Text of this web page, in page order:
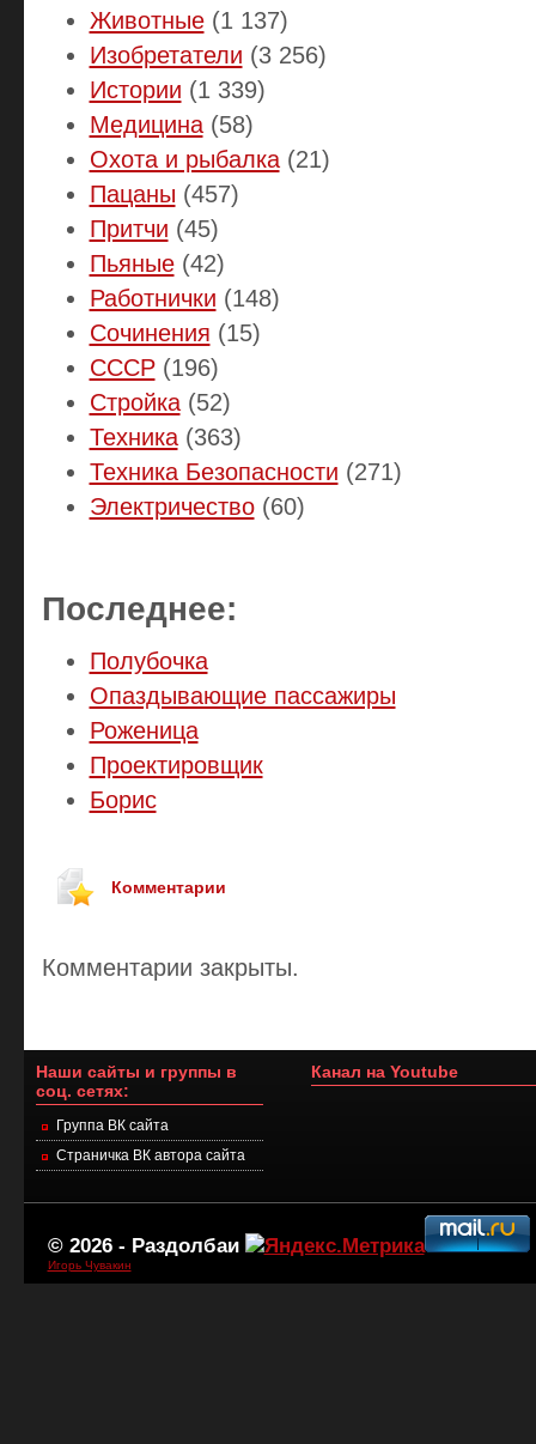
Животные(1 137)
Изобретатели (3 256)
Истории (1 339)
Медицина(58)
Охота и рыбалка(21)
Пацаны (457)
Притчи (45)
Пьяные(42)
Работнички (148)
Сочинения (15)
СССР(196)
Стройка(52)
Техника(363)
Техника Безопасности (271)
Электричество(60)
Последнее:
Полубочка
Опаздывающие пассажиры
Роженица
Проектировщик
Борис
Комментарии
Комментарии закрыты.
Наши сайты и группы в
соц. сетях:
Группа ВК сайта
Страничка ВК автора сайта
Канал на Youtube
© 2026 - Раздолбаи
Игорь Чувакин